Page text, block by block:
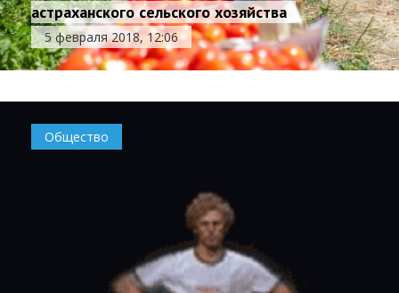
астраханского сельского хозяйства
5 февраля 2018, 12:06
Общество